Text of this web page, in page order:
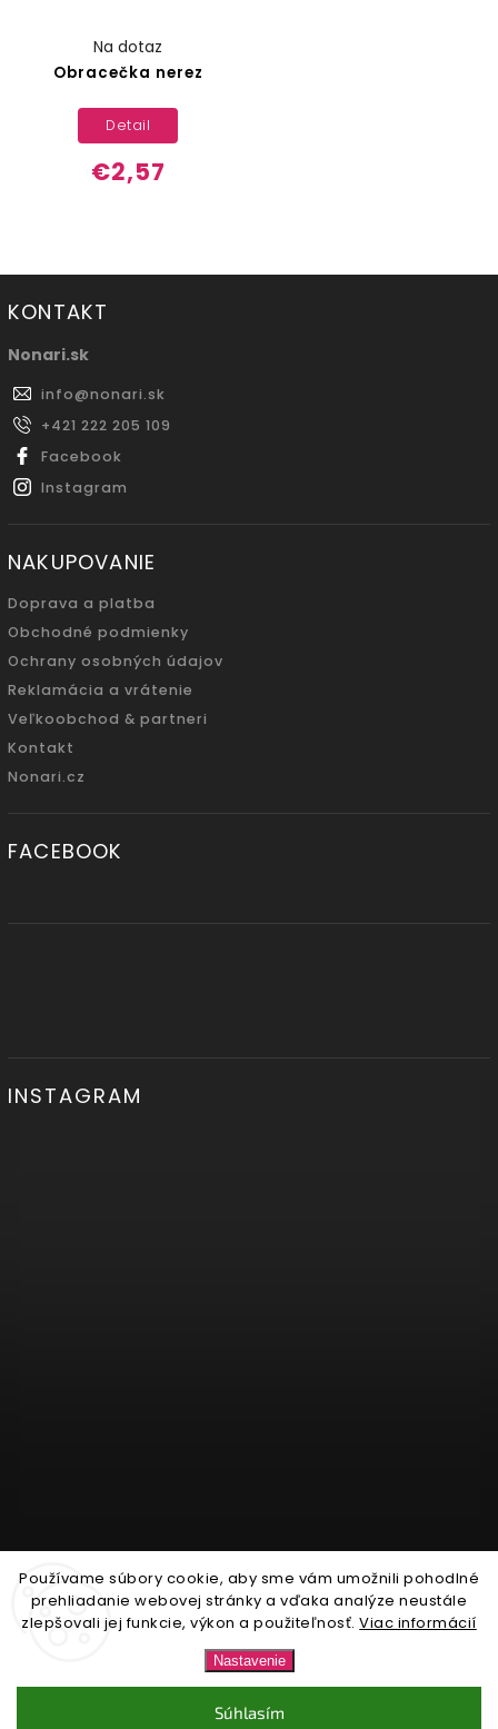
Používame súbory cookie, aby sme vám umožnili pohodlné
prehliadanie webovej stránky a vďaka analýze neustále
zlepšovali jej funkcie, výkon a použiteľnosť.Viac informácií
Nastavenie
Súhlasím
Obracečka nerez
Na dotaz
€2,57
Detail
KONTAKT
Nonari.sk
info@nonari.sk
+421 222 205 109
Facebook
Instagram
NAKUPOVANIE
Doprava a platba
Obchodné podmienky
Ochrany osobných údajov
Reklamácia a vrátenie
Veľkoobchod & partneri
Kontakt
Nonari.cz
FACEBOOK
INSTAGRAM
Sledovať na Instagrame
Nonari.sk. Všetky práva vyhradené.
Upraviť nastavenie cookies
Shoptet| Design